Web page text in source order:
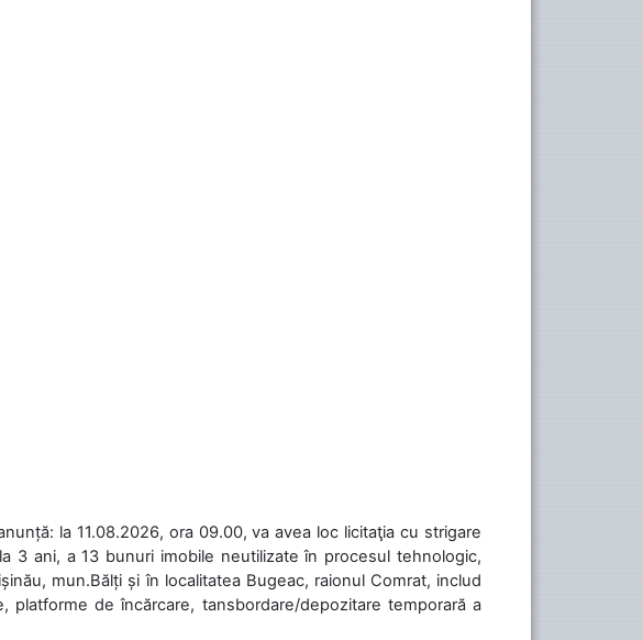
la 11.08.2026, ora 09.00, va avea loc licitaţia cu strigare
3 ani, a 13 bunuri imobile neutilizate în procesul tehnologic,
mun.Bălți și în localitatea Bugeac, raionul Comrat, includ
platforme de încărcare, tansbordare/depozitare temporară a